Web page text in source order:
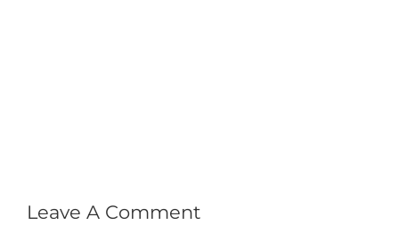
Leave A Comment